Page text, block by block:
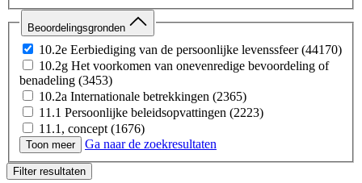
Beoordelingsgronden
10.2e Eerbiediging van de persoonlijke levenssfeer (44170)
10.2g Het voorkomen van onevenredige bevoordeling of
benadeling (3453)
10.2a Internationale betrekkingen (2365)
11.1 Persoonlijke beleidsopvattingen (2223)
11.1, concept (1676)
10.2b Economische of financiële belangen van de Staat
(1601)
10.1c Vertrouwelijk verstrekte bedrijfs- en
Toon meer Ga naar de zoekresultaten
Filter resultaten